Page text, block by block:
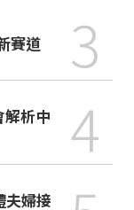
賽道 3
4
夫婦接